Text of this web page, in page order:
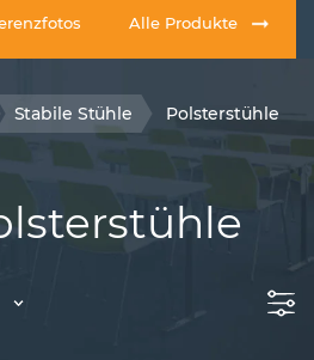
Alle Produkte
Stabile Stühle Polsterstühle